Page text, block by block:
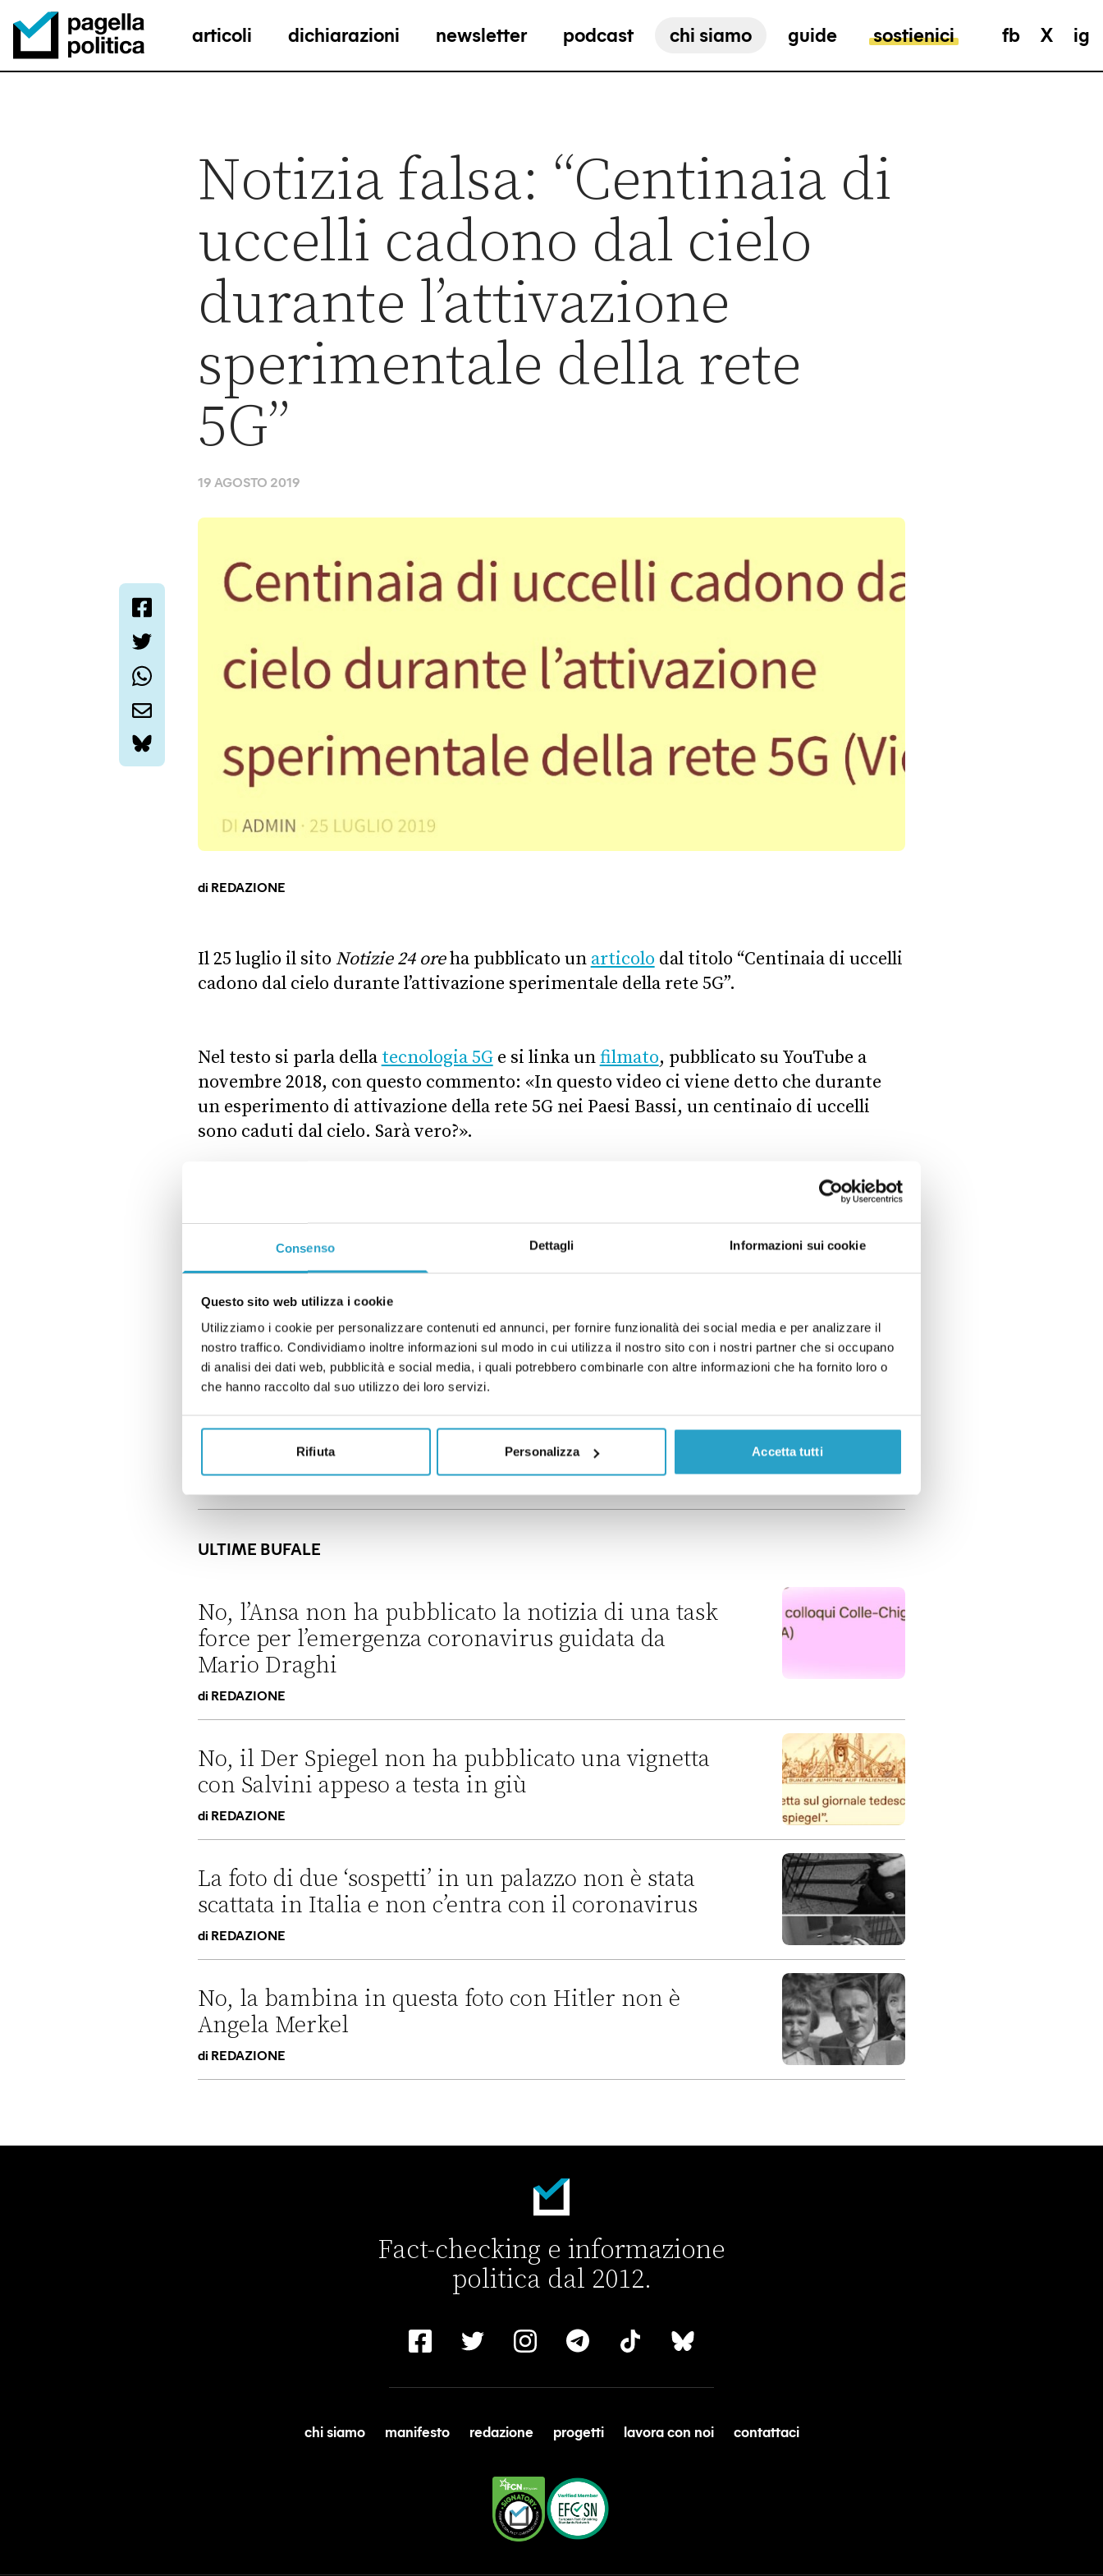
Consenso Dettagli Informazioni sui cookie
Questo sito web utilizza i cookie
Utilizziamo i cookie per personalizzare contenuti ed annunci, per fornire funzionalità dei social media e per analizzare il
nostro traffico. Condividiamo inoltre informazioni sul modo in cui utilizza il nostro sito con i nostri partner che si occupano
di analisi dei dati web, pubblicità e social media, i quali potrebbero combinarle con altre informazioni che ha fornito loro o
che hanno raccolto dal suo utilizzo dei loro servizi.
Rifiuta Personalizza Accetta tutti
Pagella Politica Logo
articoli dichiarazioni newsletter podcast chi siamo guide sostienici fb X ig
Notizia falsa: “Centinaia di
uccelli cadono dal cielo
durante l’attivazione
sperimentale della rete
5G”
19 AGOSTO 2019
bluesky
di REDAZIONE
Il 25 luglio il sito Notizie 24 oreha pubblicato un articolo dal titolo “Centinaia di uccelli
cadono dal cielo durante l’attivazione sperimentale della rete 5G”.
Nel testo si parla della tecnologia 5Ge si linka unfilmato, pubblicato su YouTube a
novembre 2018, con questo commento: «In questo video ci viene detto che durante
un esperimento di attivazione della rete 5G nei Paesi Bassi, un centinaio di uccelli
sono caduti dal cielo. Sarà vero?».
: tra
venerdì 19 ottobre e sabato 3 novembre 2018 sono stati trovati morti 337 uccelli in un
parco a L’Aia nei Paesi Bassi. Il 5 novembre dello stesso anno un blog cospirazionista
aveva collegatoquelle morti a una sperimentazione della tecnologia 5G effettuato a
L’Aia. Uno di questi test si è effettivamente svolto in un’area vicino a quella dove sono
stati trovati gli uccelli morti, ma è successo cinque mesi prima, cioèil 28 giugno 2018
Non sono stati trovati quindi elementi che stabiliscono un nesso causale tra quel test,
svoltosi a giugno, e le morti di uccelli di ottobre/novembre.
ULTIME BUFALE
No, l’Ansa non ha pubblicato la notizia di una task
force per l’emergenza coronavirus guidata da
Mario Draghi
di REDAZIONE
No, il Der Spiegel non ha pubblicato una vignetta
con Salvini appeso a testa in giù
di REDAZIONE
La foto di due ‘sospetti’ in un palazzo non è stata
scattata in Italia e non c’entra con il coronavirus
di REDAZIONE
No, la bambina in questa foto con Hitler non è
Angela Merkel
di REDAZIONE
Fact-checking e informazione
politica dal 2012.
chi siamo manifesto redazione progetti lavora con noi contattaci